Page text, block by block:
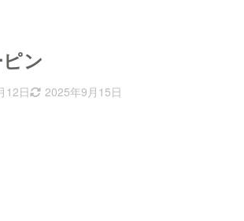
ン
12日 2025年9月15日